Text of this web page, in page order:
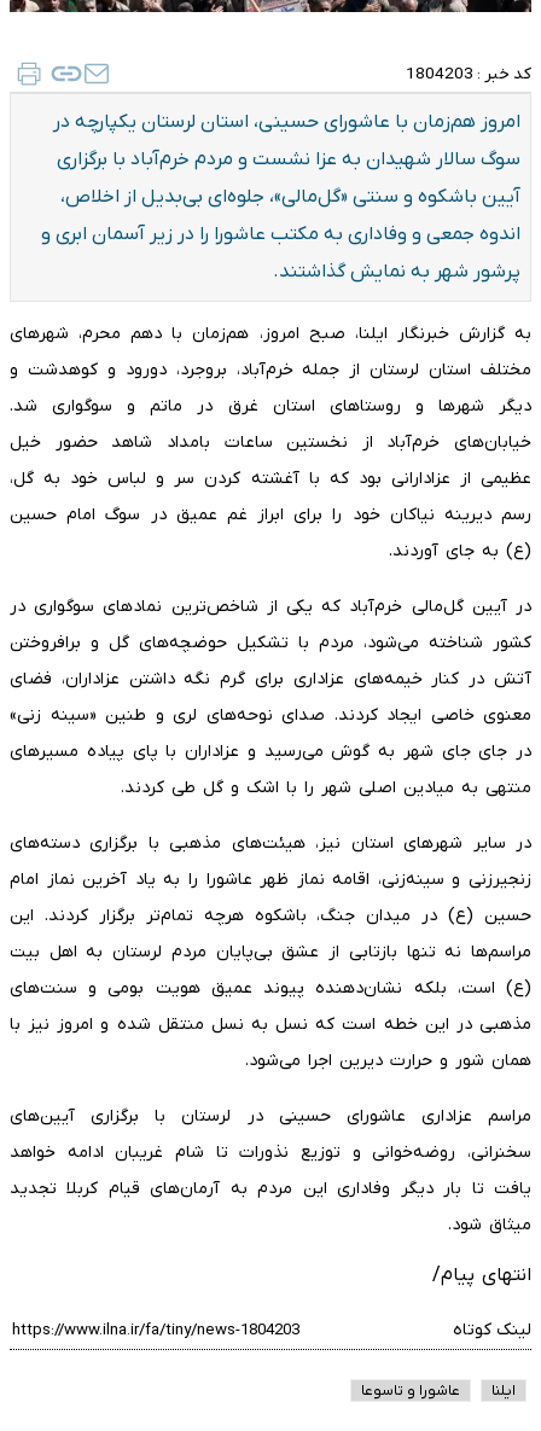
کد خبر : 1804203
امروز هم‌زمان با عاشورای حسینی، استان لرستان یکپارچه در
سوگ سالار شهیدان به عزا نشست و مردم خرم‌آباد با برگزاری
آیین باشکوه و سنتی «گل‌مالی»، جلوه‌ای بی‌بدیل از اخلاص،
اندوه جمعی و وفاداری به مکتب عاشورا را در زیر آسمان ابری و
پرشور شهر به نمایش گذاشتند.
به گزارش خبرنگار ایلنا، صبح امروز، هم‌زمان با دهم محرم، شهرهای
مختلف استان لرستان از جمله خرم‌آباد، بروجرد، دورود و کوهدشت و
دیگر شهرها و روستاهای استان غرق در ماتم و سوگواری شد.
خیابان‌های خرم‌آباد از نخستین ساعات بامداد شاهد حضور خیل
عظیمی از عزادارانی بود که با آغشته کردن سر و لباس خود به گل،
رسم دیرینه نیاکان خود را برای ابراز غم عمیق در سوگ امام حسین
(ع) به جای آوردند.
در آیین گل‌مالی خرم‌آباد که یکی از شاخص‌ترین نمادهای سوگواری در
کشور شناخته می‌شود، مردم با تشکیل حوضچه‌های گل و برافروختن
آتش در کنار خیمه‌های عزاداری برای گرم نگه داشتن عزاداران، فضای
معنوی خاصی ایجاد کردند. صدای نوحه‌های لری و طنین «سینه زنی»
در جای جای شهر به گوش می‌رسید و عزاداران با پای پیاده مسیرهای
منتهی به میادین اصلی شهر را با اشک و گل طی کردند.
در سایر شهرهای استان نیز، هیئت‌های مذهبی با برگزاری دسته‌های
زنجیرزنی و سینه‌زنی، اقامه نماز ظهر عاشورا را به یاد آخرین نماز امام
حسین (ع) در میدان جنگ، باشکوه هرچه تمام‌تر برگزار کردند. این
مراسم‌ها نه تنها بازتابی از عشق بی‌پایان مردم لرستان به اهل بیت
(ع) است، بلکه نشان‌دهنده پیوند عمیق هویت بومی و سنت‌های
مذهبی در این خطه است که نسل به نسل منتقل شده و امروز نیز با
همان شور و حرارت دیرین اجرا می‌شود.
مراسم عزاداری عاشورای حسینی در لرستان با برگزاری آیین‌های
سخنرانی، روضه‌خوانی و توزیع نذورات تا شام غریبان ادامه خواهد
یافت تا بار دیگر وفاداری این مردم به آرمان‌های قیام کربلا تجدید
میثاق شود.
انتهای پیام/
لینک کوتاه
ایلنا عاشورا و تاسوعا